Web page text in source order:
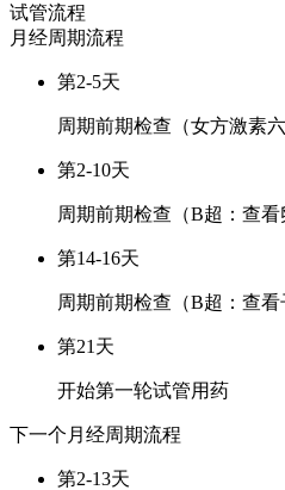
试管流程
月经周期流程
第2-5天
周期前期检查（女方激素
第2-10天
周期前期检查（B超：查看
第14-16天
周期前期检查（B超：查看
第21天
开始第一轮试管用药
下一个月经周期流程
第2-13天